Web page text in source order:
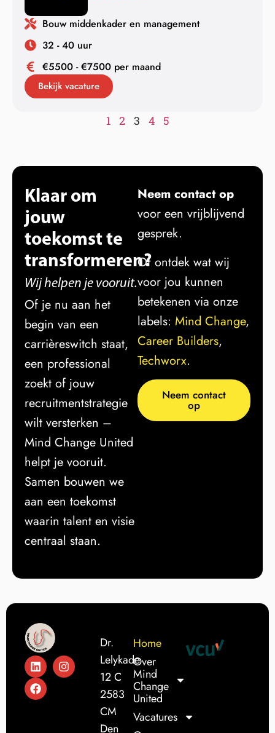
Bouw middenkader en management
32 - 40 uur
€5500 - €7500 per maand
Bekijk vacature
1 2 3 4 5
Klaar om
jouw
toekomst te
transformeren?
Wij helpen je vooruit.
Of je nu aan het
begin van een
carrièreswitch staat,
een professional
zoekt of jouw
recruitmentstrategie
wilt versterken –
Mind Change United
helpt je vooruit.
Samen bouwen we
aan een toekomst
waarin talent en visie
centraal staan.
Neem contact op
voor een vrijblijvend
gesprek.
Of ontdek wat wij
voor jou kunnen
betekenen via onze
labels: Mind Change,
Career Builders,
Techworx.
Neem contact
op
Dr.
Lelykade
12 C
2583
CM
Den
Home
Over
Mind
Change
United
Vacatures